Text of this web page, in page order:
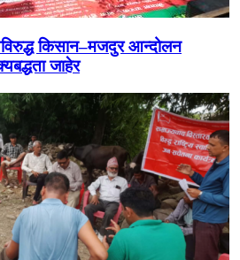
किसान–मजदुर आन्दोलन
जाहेर